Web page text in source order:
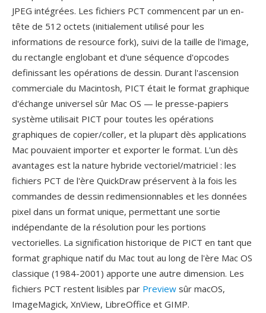
JPEG intégrées. Les fichiers PCT commencent par un en-
tête de 512 octets (initialement utilisé pour les
informations de resource fork), suivi de la taille de l'image,
du rectangle englobant et d'une séquence d'opcodes
definissant les opérations de dessin. Durant l'ascension
commerciale du Macintosh, PICT était le format graphique
d'échange universel sûr Mac OS — le presse-papiers
système utilisait PICT pour toutes les opérations
graphiques de copier/coller, et la plupart dès applications
Mac pouvaient importer et exporter le format. L'un dès
avantages est la nature hybride vectoriel/matriciel : les
fichiers PCT de l'ère QuickDraw préservent à la fois les
commandes de dessin redimensionnables et les données
pixel dans un format unique, permettant une sortie
indépendante de la résolution pour les portions
vectorielles. La signification historique de PICT en tant que
format graphique natif du Mac tout au long de l'ère Mac OS
classique (1984-2001) apporte une autre dimension. Les
fichiers PCT restent lisibles par Preview sûr macOS,
ImageMagick, XnView, LibreOffice et GIMP.